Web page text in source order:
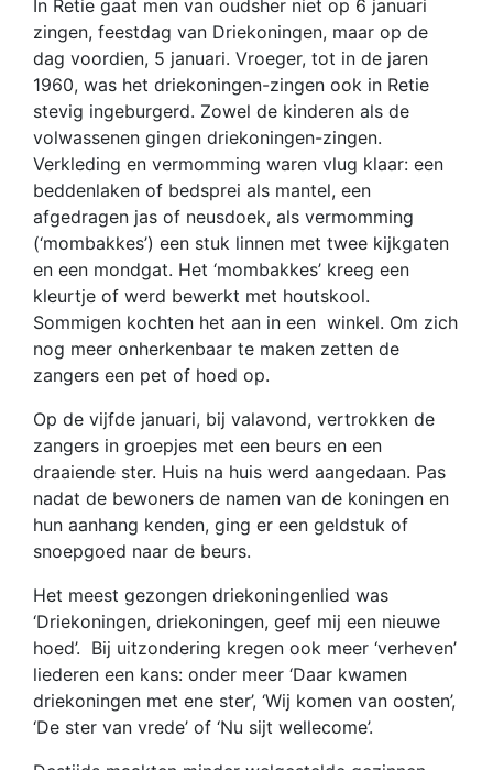
In Retie gaat men van oudsher niet op 6 januari
zingen, feestdag van Driekoningen, maar op de
dag voordien, 5 januari. Vroeger, tot in de jaren
1960, was het driekoningen-zingen ook in Retie
stevig ingeburgerd. Zowel de kinderen als de
volwassenen gingen driekoningen-zingen.
Verkleding en vermomming waren vlug klaar: een
beddenlaken of bedsprei als mantel, een
afgedragen jas of neusdoek, als vermomming
(‘mombakkes’) een stuk linnen met twee kijkgaten
en een mondgat. Het ‘mombakkes’ kreeg een
kleurtje of werd bewerkt met houtskool.
Sommigen kochten het aan in een winkel. Om zich
nog meer onherkenbaar te maken zetten de
zangers een pet of hoed op.
Op de vijfde januari, bij valavond, vertrokken de
zangers in groepjes met een beurs en een
draaiende ster. Huis na huis werd aangedaan. Pas
nadat de bewoners de namen van de koningen en
hun aanhang kenden, ging er een geldstuk of
snoepgoed naar de beurs.
Het meest gezongen driekoningenlied was
‘Driekoningen, driekoningen, geef mij een nieuwe
hoed’. Bij uitzondering kregen ook meer ‘verheven’
liederen een kans: onder meer ‘Daar kwamen
driekoningen met ene ster’, ‘Wij komen van oosten’,
‘De ster van vrede’ of ‘Nu sijt wellecome’.